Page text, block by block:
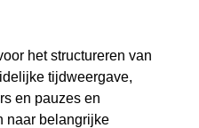
het structureren van
tijdweergave,
en pauzes en
naar belangrijke